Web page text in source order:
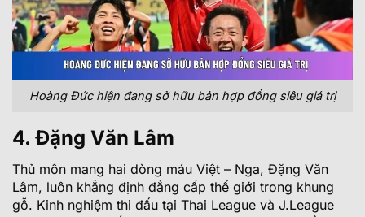
Hoàng Đức hiện đang sở hữu bản hợp đồng siêu giá trị
4. Đặng Văn Lâm
Thủ môn mang hai dòng máu Việt – Nga, Đặng Văn
Lâm, luôn khẳng định đẳng cấp thế giới trong khung
gỗ. Kinh nghiệm thi đấu tại Thai League và J.League